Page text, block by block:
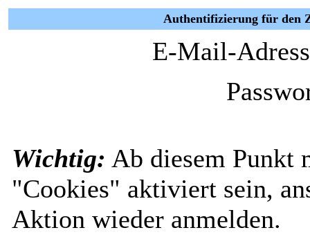
Authentifizierung für den
E-Mail-
Wichtig: Ab diesem Punkt
"Cookies" aktiviert sein,
Aktion wieder anmelden.